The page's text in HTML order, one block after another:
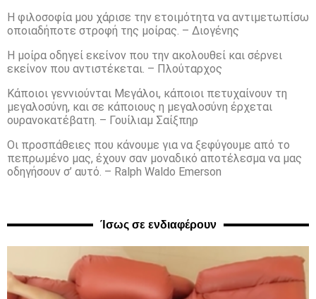
Η φιλοσοφία μου χάρισε την ετοιμότητα να αντιμετωπίσω
οποιαδήποτε στροφή της μοίρας. – Διογένης
Η μοίρα οδηγεί εκείνον που την ακολουθεί και σέρνει
εκείνον που αντιστέκεται. – Πλούταρχος
Κάποιοι γεννιούνται Μεγάλοι, κάποιοι πετυχαίνουν τη
μεγαλοσύνη, και σε κάποιους η μεγαλοσύνη έρχεται
ουρανοκατέβατη. – Γουίλιαμ Σαίξπηρ
Οι προσπάθειες που κάνουμε για να ξεφύγουμε από το
πεπρωμένο μας, έχουν σαν μοναδικό αποτέλεσμα να μας
οδηγήσουν σ’ αυτό. – Ralph Waldo Emerson
Ίσως σε ενδιαφέρουν